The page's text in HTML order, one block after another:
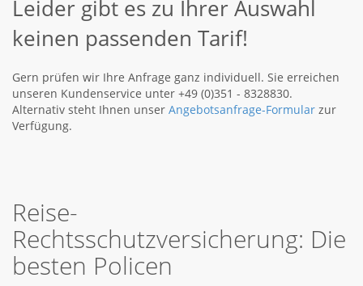
Leider gibt es zu Ihrer Auswahl
keinen passenden Tarif!
Gern prüfen wir Ihre Anfrage ganz individuell. Sie erreichen
unseren Kundenservice unter +49 (0)351 - 8328830.
Alternativ steht Ihnen unser Angebotsanfrage-Formular zur
Verfügung.
Reise-
Rechtsschutzversicherung: Die
besten Policen